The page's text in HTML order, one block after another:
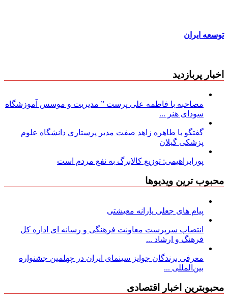
توسعه ایران
اخبار پربازدید
مصاحبه با فاطمه علی پرست ” مدیریت و موسس آموزشگاه
سودای هنر ...
گفتگو با طاهره زاهد صفت مدیر پرستاری دانشگاه علوم
پزشکی گیلان
پورابراهیمی: توزیع کالابرگ به نفع مردم است
محبوب ترین ویدیوها
پیام های جعلی یارانه معیشتی
انتصاب سرپرست معاونت فرهنگی و رسانه ای اداره کل
فرهنگ و ارشاد ...
معرفی برندگان جوایز سینمای ایران در چهلمین جشنواره
بین‌المللی ...
محبوبترین اخبار اقتصادی